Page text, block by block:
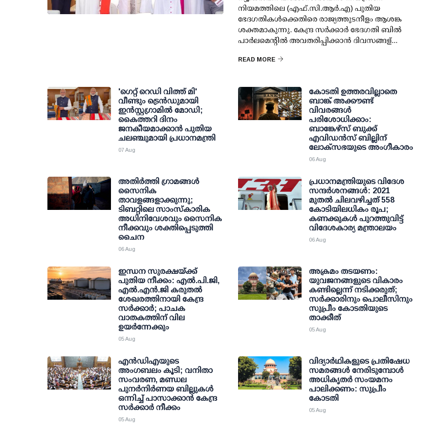
നിയമത്തിലെ (എഫ്.സി.ആര്‍.എ) പുതിയ
ഭേദഗതികള്‍ക്കെതിരെ രാജ്യത്തുടനീളം ആശങ്ക
ശക്തമാകുന്നു. കേന്ദ്ര സര്‍ക്കാര്‍ ഭേദഗതി ബില്‍
പാര്‍ലമെന്റില്‍ അവതരിപ്പിക്കാന്‍ ദിവസങ്ങള്...
READ MORE
'ഗെറ്റ് റെഡി വിത്ത് മി'
വീണ്ടും ട്രെന്‍ഡുമായി
ഇന്‍സ്റ്റഗ്രാമില്‍ മോഡി;
കൈത്തറി ദിനം
ജനകീയമാക്കാന്‍ പുതിയ
ചലഞ്ചുമായി പ്രധാനമന്ത്രി
07 Aug
കോടതി ഉത്തരവില്ലാതെ
ബാങ്ക് അക്കൗണ്ട്
വിവരങ്ങള്‍
പരിശോധിക്കാം:
ബാങ്കേഴ്സ് ബുക്ക്
എവിഡന്‍സ് ബില്ലിന്
ലോക്സഭയുടെ അംഗീകാരം
06 Aug
അതിര്‍ത്തി ഗ്രാമങ്ങള്‍
സൈനിക
താവളങ്ങളാക്കുന്നു;
ടിബറ്റിലെ സാംസ്‌കാരിക
അധിനിവേശവും സൈനിക
നീക്കവും ശക്തിപ്പെടുത്തി
ചൈന
06 Aug
പ്രധാനമന്ത്രിയുടെ വിദേശ
സന്ദർശനങ്ങൾ: 2021
മുതൽ ചിലവഴിച്ചത് 558
കോടിയിലധികം രൂപ;
കണക്കുകൾ പുറത്തുവിട്ട്
വിദേശകാര്യ മന്ത്രാലയം
06 Aug
ഇന്ധന സുരക്ഷയ്ക്ക്
പുതിയ നീക്കം: എല്‍.പി.ജി,
എല്‍.എന്‍.ജി കരുതല്‍
ശേഖരത്തിനായി കേന്ദ്ര
സര്‍ക്കാര്‍; പാചക
വാതകത്തിന് വില
ഉയര്‍ന്നേക്കും
05 Aug
അക്രമം തടയണം:
യുവജനങ്ങളുടെ വികാരം
കണ്ടില്ലെന്ന് നടിക്കരുത്;
സര്‍ക്കാരിനും പൊലീസിനും
സുപ്രീം കോടതിയുടെ
താക്കീത്
05 Aug
എന്‍ഡിഎയുടെ
അംഗബലം കൂടി; വനിതാ
സംവരണ, മണ്ഡല
പുനര്‍നിര്‍ണയ ബില്ലുകള്‍
ഒന്നിച്ച് പാസാക്കാന്‍ കേന്ദ്ര
സര്‍ക്കാര്‍ നീക്കം
05 Aug
വിദ്യാര്‍ഥികളുടെ പ്രതിഷേധ
സമരങ്ങള്‍ നേരിടുമ്പോള്‍
അധികൃതര്‍ സംയമനം
പാലിക്കണം: സുപ്രീം
കോടതി
05 Aug